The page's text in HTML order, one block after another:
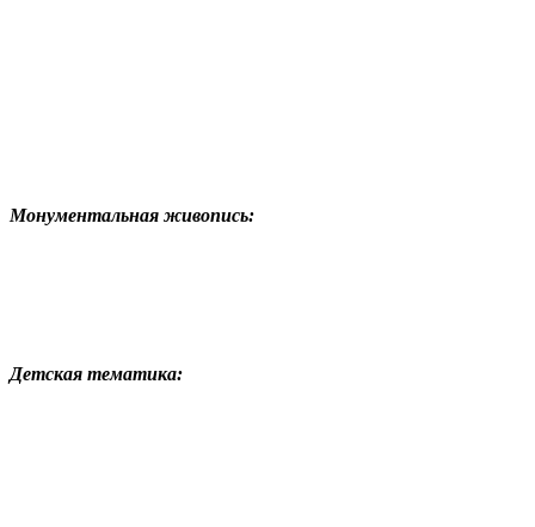
Монументальная живопись:
Детская тематика: